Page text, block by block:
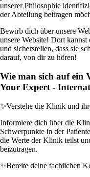
unserer Philosophie
der Abteilung beitragen
Bewirb dich über unsere
unsere Website! Dort
und sicherstellen, dass sie
darauf, von dir zu hören!
Wie man sich auf ein
Your Expert -
✨Verstehe die Klinik und
Informiere dich über die
Schwerpunkte in der
die Werte der Klinik teilst
beizutragen.
✨Bereite deine fachlichen